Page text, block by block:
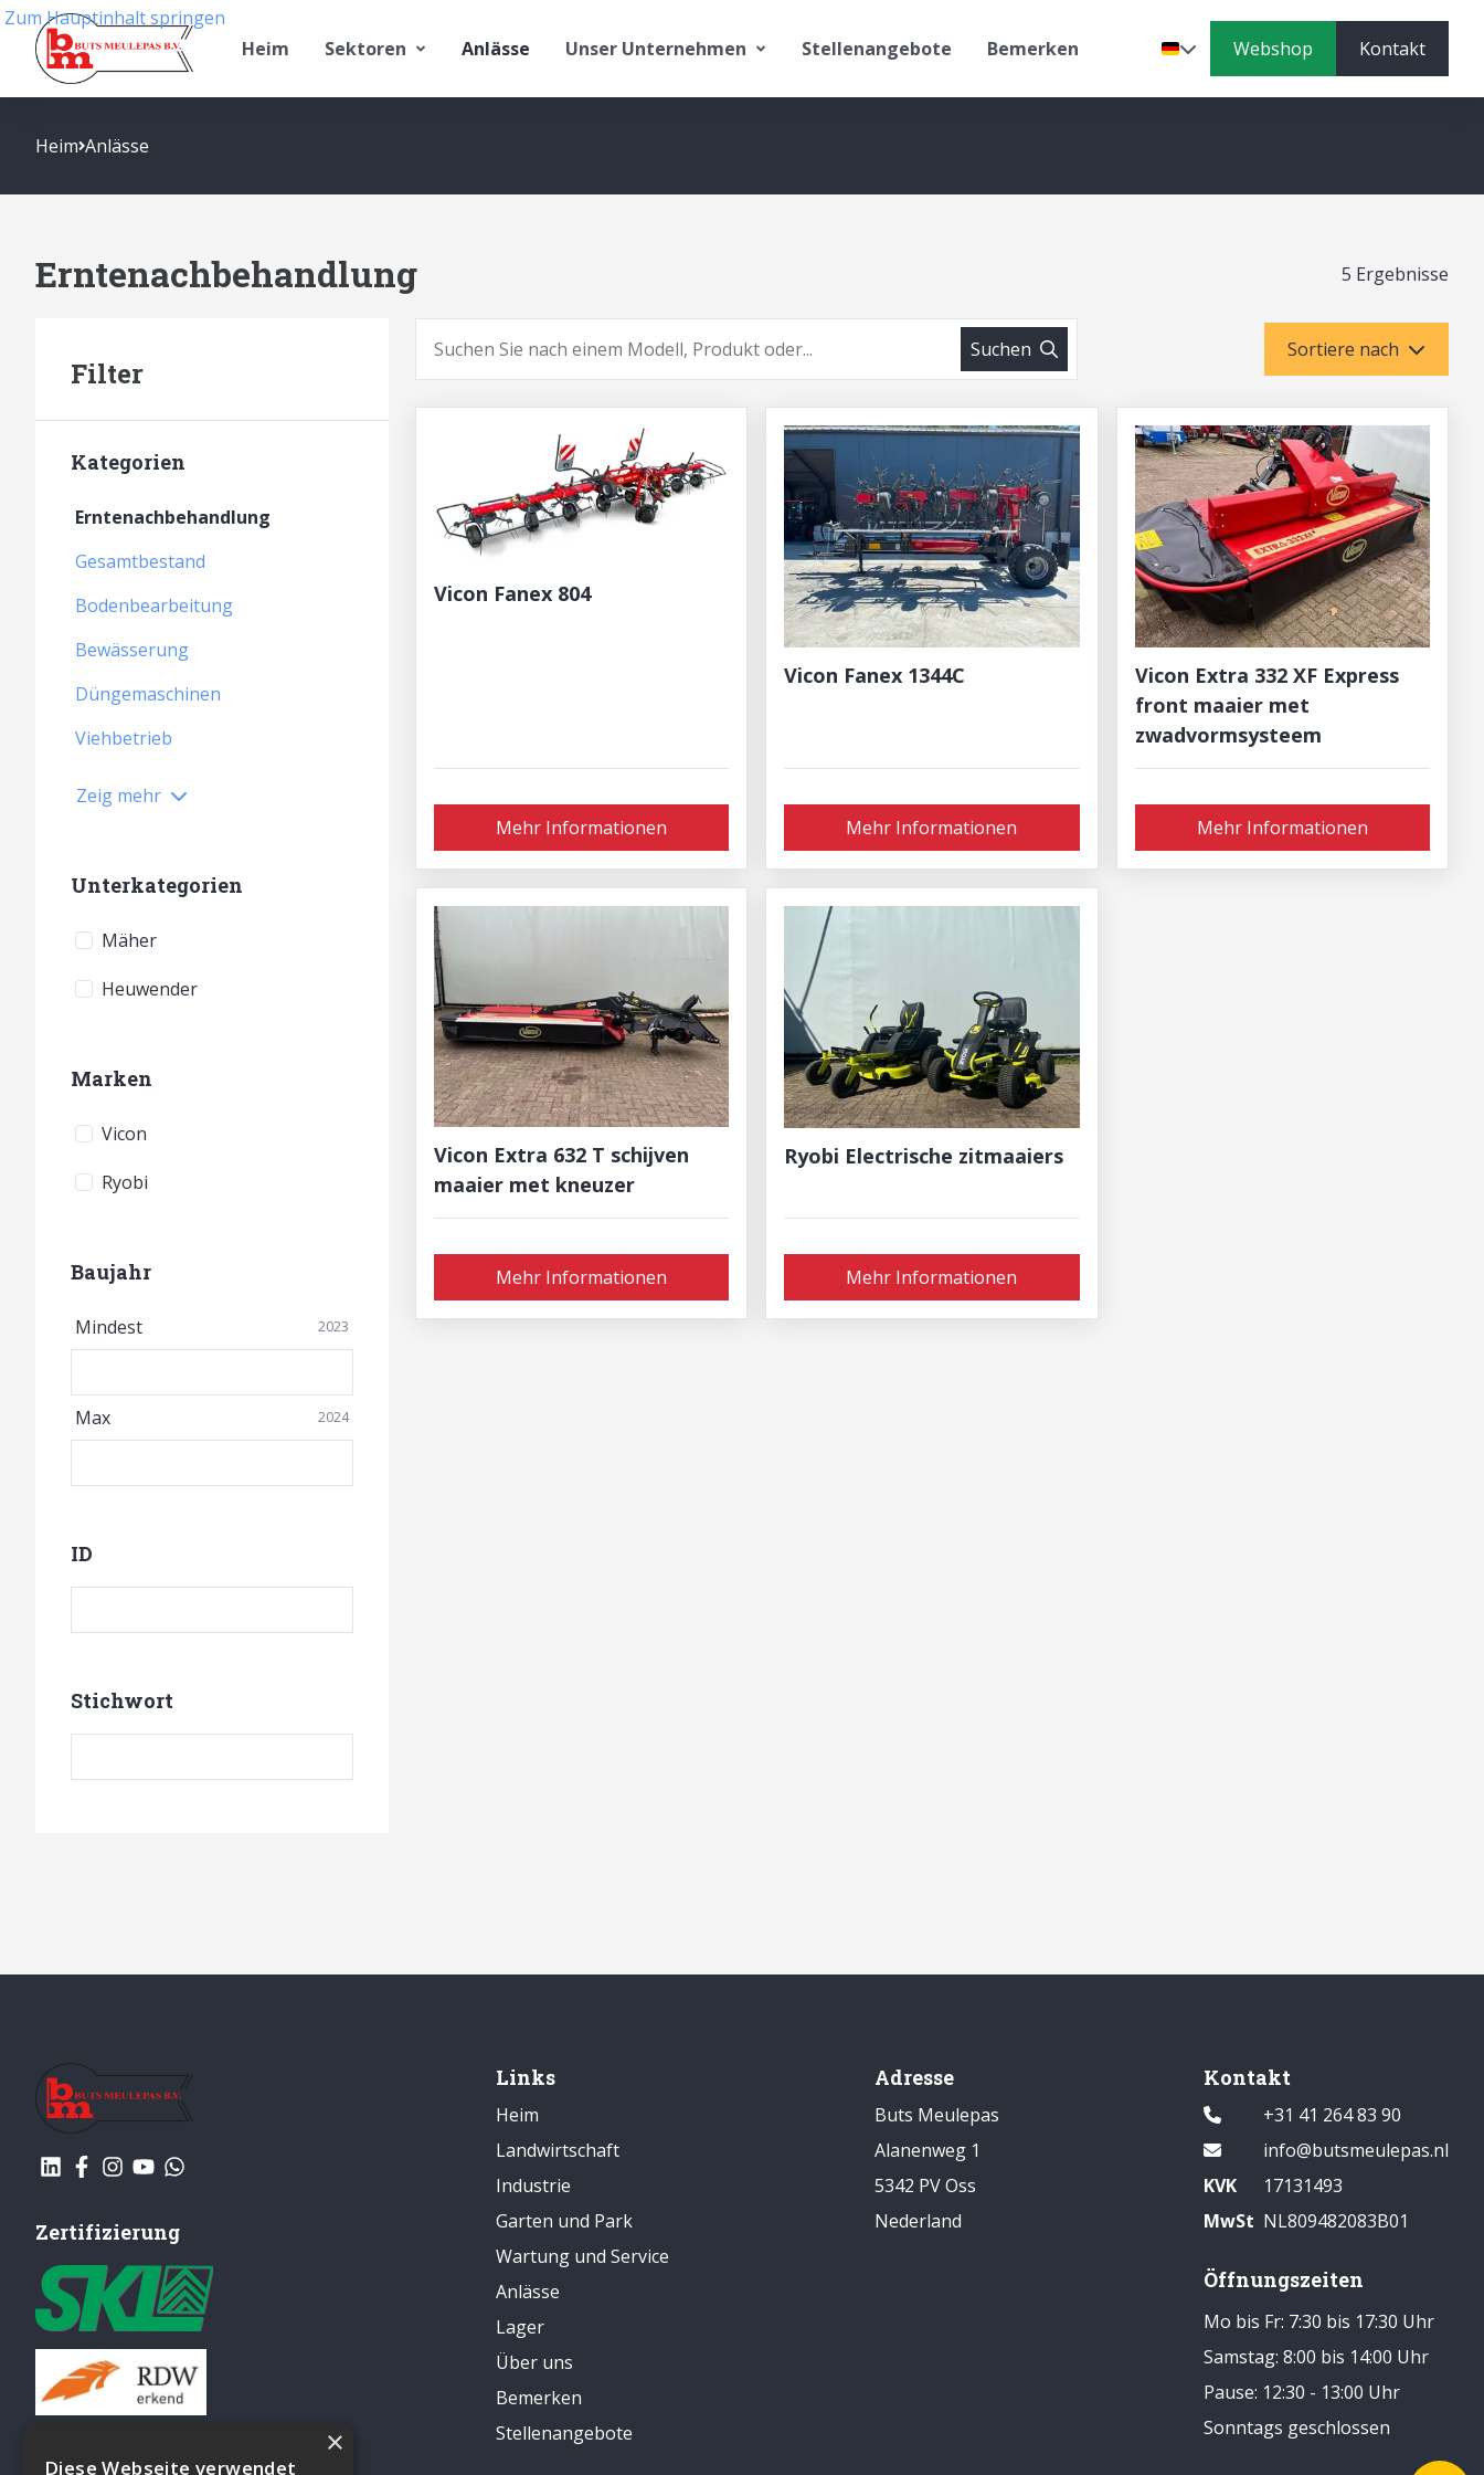
Zum Hauptinhalt springen
Heim
Sektoren Anlässe Unser Unternehmen Stellenangebote Bemerken Sprache Webshop Kontakt
Heim Anlässe
Erntenachbehandlung 5 Ergebnisse
Filter
Kategorien
Erntenachbehandlung
Gesamtbestand
Bodenbearbeitung
Bewässerung
Düngemaschinen
Viehbetrieb
Zeig mehr
Unterkategorien
Mäher
Heuwender
Marken
Vicon
Ryobi
Baujahr
Mindest 2023
Max 2024
ID
Stichwort
Suchen Suchen Sortiere nach
Vicon Fanex 804
Mehr Informationen
Vicon Fanex 1344C
Mehr Informationen
Vicon Extra 332 XF Express
front maaier met
zwadvormsysteem
Mehr Informationen
Vicon Extra 632 T schijven
maaier met kneuzer
Mehr Informationen
Ryobi Electrische zitmaaiers
Mehr Informationen
Zertifizierung
Links
Heim
Landwirtschaft
Industrie
Garten und Park
Wartung und Service
Anlässe
Lager
Über uns
Bemerken
Stellenangebote
Adresse
Buts Meulepas
Alanenweg 1
5342 PV Oss
Nederland
Kontakt
+31 41 264 83 90
info@butsmeulepas.nl
KVK
17131493
MwSt NL809482083B01
Öffnungszeiten
Mo bis Fr: 7:30 bis 17:30 Uhr
Samstag: 8:00 bis 14:00 Uhr
Pause: 12:30 - 13:00 Uhr
Sonntags geschlossen
×
Diese Webseite verwendet